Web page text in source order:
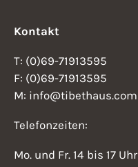
Kontakt
T: (0)69-71913595
F: (0)69-71913595
M: info@tibethaus.com
Telefonzeiten:
Mo. und Fr. 14 bis 17 Uhr